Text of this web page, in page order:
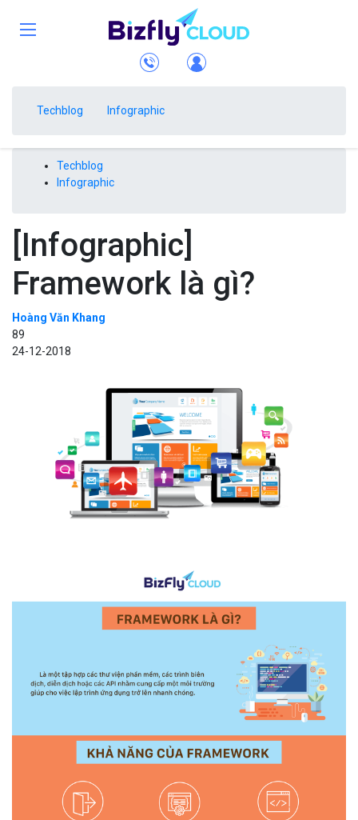
Techblog Infographic
Techblog
Infographic
[Infographic]
Framework là gì?
Hoàng Văn Khang
89
24-12-2018